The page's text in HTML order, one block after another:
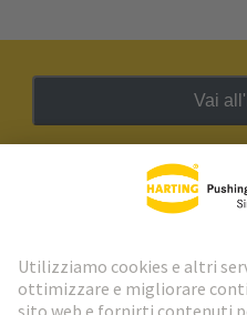
Vai
Newsletter HARTING